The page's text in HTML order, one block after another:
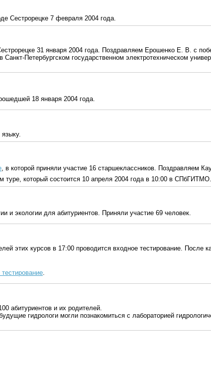
Сестрорецке 7 февраля 2004 года.
31 января 2004 года. Поздравляем Ерошенко Е. В. с
Петербургском государственном электротехническом
18 января 2004 года.
, в которой приняли участие 16 старшеклассников. Поздравляем
туре, который состоится 10 апреля 2004 года в 10:00 в СПбГИТМО.
и экологии для абитуриентов. Приняли участие 69 человек.
этих курсов в 17:00 проводится входное тестирование. После
тестирование.
абитуриентов и их родителей.
гидрологи могли познакомиться с лабораторией